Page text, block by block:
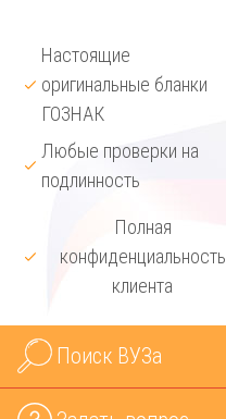
Настоящие
оригинальные бланки
ГОЗНАК
Любые проверки на
подлинность
Полная
конфиденциальность
клиента
Поиск ВУЗа